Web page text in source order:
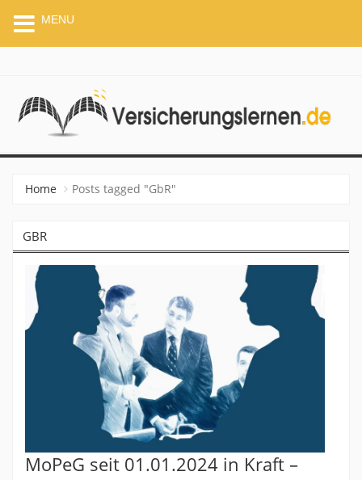
Home Posts tagged "GbR"
GBR
MoPeG seit 01.01.2024 in Kraft –
MENU